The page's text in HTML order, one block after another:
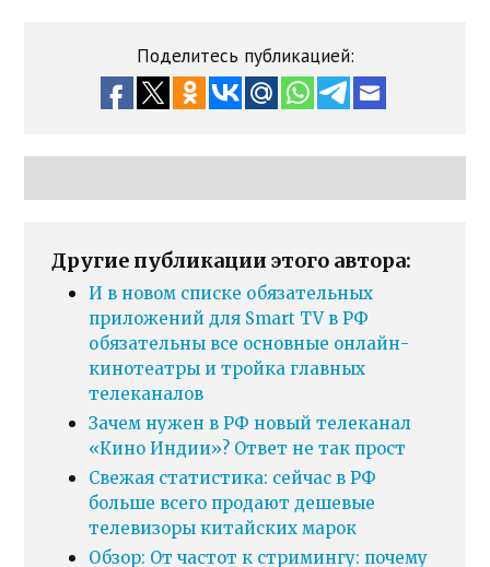
Поделитесь публикацией:
Другие публикации этого автора:
И в новом списке обязательных
приложений для Smart TV в РФ
обязательны все основные онлайн-
кинотеатры и тройка главных
телеканалов
Зачем нужен в РФ новый телеканал
«Кино Индии»? Ответ не так прост
Свежая статистика: сейчас в РФ
больше всего продают дешевые
телевизоры китайских марок
Обзор: От частот к стримингу: почему